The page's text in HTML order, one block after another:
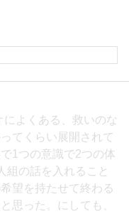
によくある、救いのな
てくらい展開されて
1つの意識で2つの体
組の話を入れること
望を持たせて終わる
思った。にしても、